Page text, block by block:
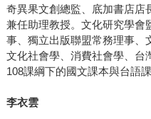
奇異果文創總監、底加書店店
兼任助理教授。文化研究學會
事、獨立出版聯盟常務理事、
文化社會學、消費社會學、台
108課綱下的國文課本與台語
李衣雲